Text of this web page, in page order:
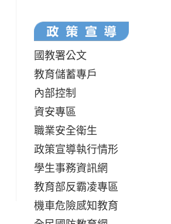
國教署公文
教育儲蓄專戶
內部控制
資安專區
職業安全衛生
政策宣導執行情形
學生事務資訊網
教育部反霸凌專區
機車危險感知教育